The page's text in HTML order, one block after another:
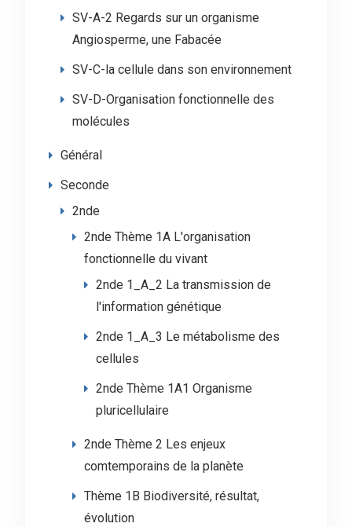
SV-A-2 Regards sur un organisme
Angiosperme, une Fabacée
SV-C-la cellule dans son environnement
SV-D-Organisation fonctionnelle des
molécules
Général
Seconde
2nde
2nde Thème 1A L'organisation
fonctionnelle du vivant
2nde 1_A_2 La transmission de
l'information génétique
2nde 1_A_3 Le métabolisme des
cellules
2nde Thème 1A1 Organisme
pluricellulaire
2nde Thème 2 Les enjeux
comtemporains de la planète
Thème 1B Biodiversité, résultat,
évolution